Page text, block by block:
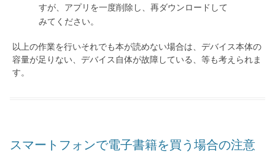
すが、アプリを一度削除し、再ダウンロードして
みてください。
以上の作業を行いそれでも本が読めない場合は、デバイス本体の
容量が足りない、デバイス自体が故障している、等も考えられま
す。
スマートフォンで電子書籍を買う場合の注意